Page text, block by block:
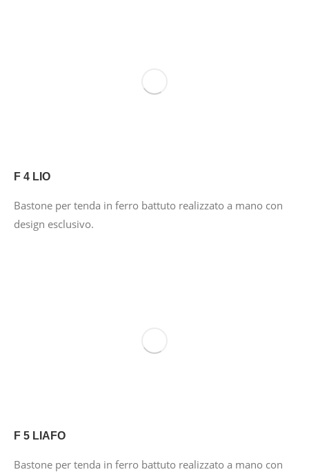
F 4 LIO
Bastone per tenda in ferro battuto realizzato a mano con
design esclusivo.
F 5 LIAFO
Bastone per tenda in ferro battuto realizzato a mano con